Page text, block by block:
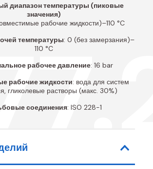
диапазон температуры (пиковые
значения)
рабочие жидкости)–110 °C
температуры: 0 (без замерзания)–
110 °C
рабочее давление: 16 bar
рабочие жидкости: вода для систем
гликолевые растворы (макс. 30%)
соединения: ISO 228-1